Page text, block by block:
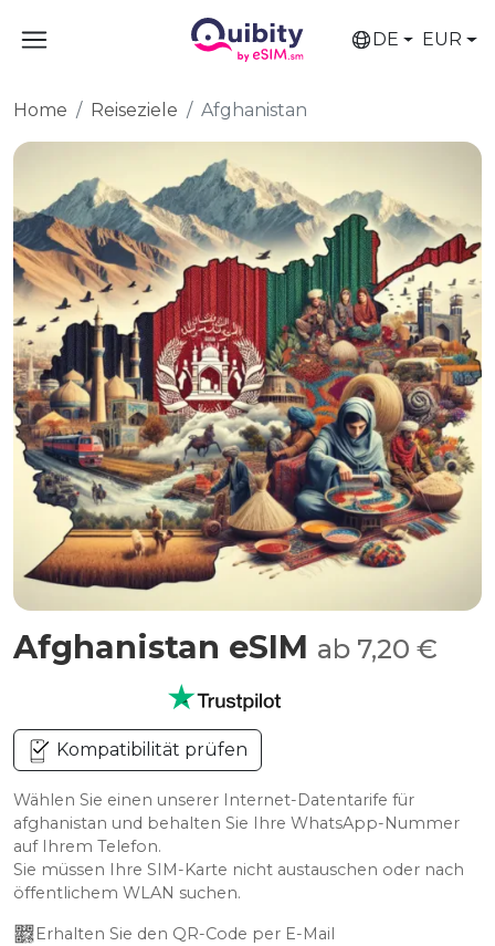
DE EUR
Home Reiseziele Afghanistan
Afghanistan eSIM ab 7,20 €
Kompatibilität prüfen
Wählen Sie einen unserer Internet-Datentarife für
afghanistan und behalten Sie Ihre WhatsApp-Nummer
auf Ihrem Telefon.
Sie müssen Ihre SIM-Karte nicht austauschen oder nach
öffentlichem WLAN suchen.
Erhalten Sie den QR-Code per E-Mail